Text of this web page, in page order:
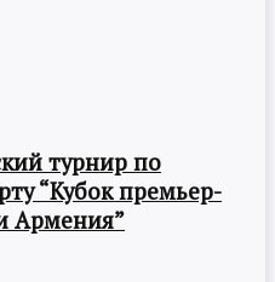
турнир по
“Кубок премьер-
Армения”